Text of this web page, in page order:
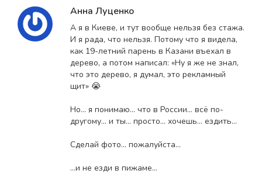
Анна Луценко
А я в Киеве, и тут вообще нельзя без стажа.
И я рада, что нельзя. Потому что я видела,
как 19-летний парень в Казани въехал в
дерево, а потом написал: «Ну я же не знал,
что это дерево, я думал, это рекламный
щит» 😭
Но... я понимаю... что в России... всё по-
другому... и ты... просто... хочешь... ездить...
Сделай фото... пожалуйста...
...и не езди в пижаме...